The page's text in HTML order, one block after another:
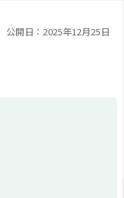
公開日：2025年12月25日